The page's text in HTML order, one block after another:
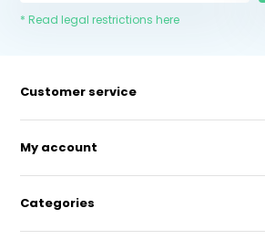
* Read legal restrictions here
Customer service
My account
Categories